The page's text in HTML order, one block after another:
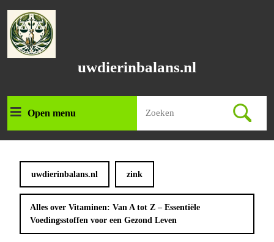
naar
inhoud
uwdierinbalans.nl
Open menuOpen
menu
naar:
uwdierinbalans.nl zink
Alles over Vitaminen: Van A tot Z – Essentiële
Voedingsstoffen voor een Gezond Leven